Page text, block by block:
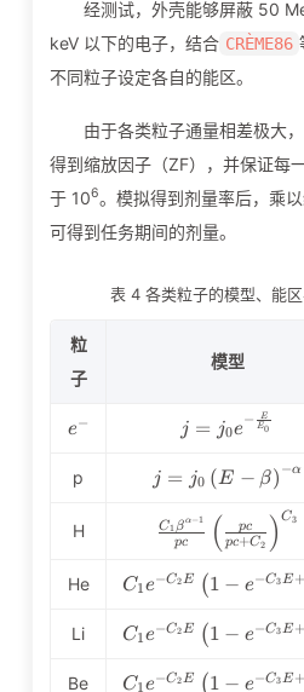
经测试，外壳能够屏蔽 50
keV 以下的电子，结合 CRÈME86
不同粒子设定各自的能区。
由于各类粒子通量相差极大
得到缩放因子（ZF），并保证每
于 106。模拟得到剂量率后，乘
可得到任务期间的剂量。
表 4 各类粒子的模型、能区
粒
子
模型
e^-
e−
j=j_0e^{-
\frac{E}
{E_0}}
j = j0e
− E0
E
p
j=j_0\left(E-
\beta\right)^{-
\alpha}
j = j0 (E − β) −α
H
pc
C1 βα− 1 ( pc+C2
pc ) C3
He
C_1e^{-
C_2E}\left(1-e^{-
C_3E+C_4}\right)
C1e−C2E (1 − e−C3E+
Li
C_1e^{-
C_2E}\left(1-e^{-
C_3E+C_4}\right)
C1e−C2E (1 − e−C3E+
Be
C_1e^{-
C1e−C2E (1 − e−C3E+